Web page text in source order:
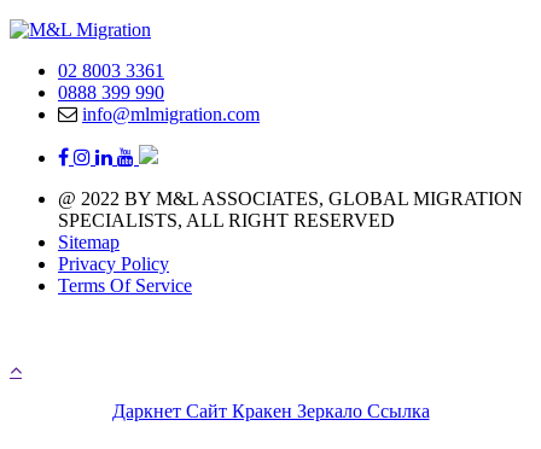
02 8003 3361
0888 399 990
info@mlmigration.com
@ 2022 BY M&L ASSOCIATES, GLOBAL MIGRATION
SPECIALISTS, ALL RIGHT RESERVED
Sitemap
Privacy Policy
Terms Of Service
Даркнет Сайт Кракен Зеркало Ссылка